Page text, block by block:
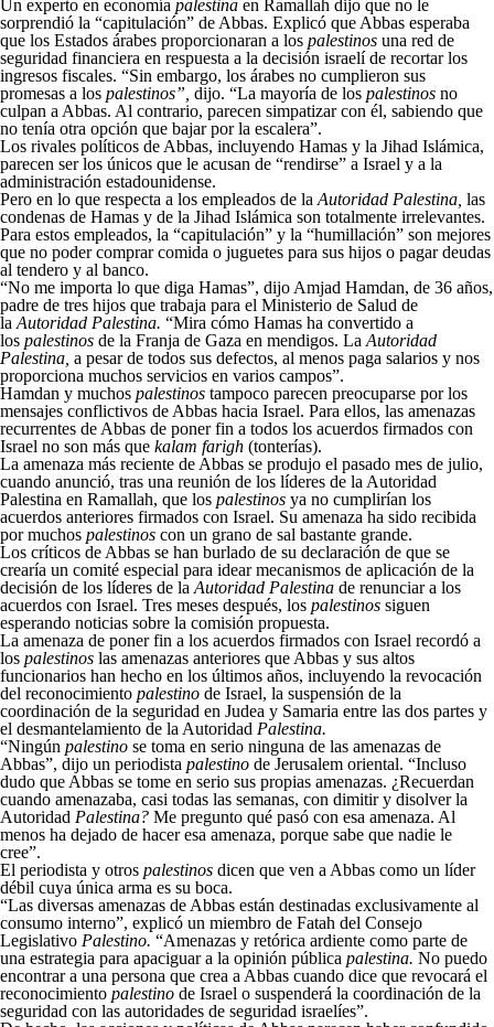
Un experto en economía palestina en Ramallah dijo que no le
sorprendió la “capitulación” de Abbas. Explicó que Abbas esperaba
que los Estados árabes proporcionaran a los palestinos una red de
seguridad financiera en respuesta a la decisión israelí de recortar los
ingresos fiscales. “Sin embargo, los árabes no cumplieron sus
promesas a los palestinos”, dijo. “La mayoría de los palestinos no
culpan a Abbas. Al contrario, parecen simpatizar con él, sabiendo que
no tenía otra opción que bajar por la escalera”.
Los rivales políticos de Abbas, incluyendo Hamas y la Jihad Islámica,
parecen ser los únicos que le acusan de “rendirse” a Israel y a la
administración estadounidense.
Pero en lo que respecta a los empleados de la Autoridad Palestina, las
condenas de Hamas y de la Jihad Islámica son totalmente irrelevantes.
Para estos empleados, la “capitulación” y la “humillación” son mejores
que no poder comprar comida o juguetes para sus hijos o pagar deudas
al tendero y al banco.
“No me importa lo que diga Hamas”, dijo Amjad Hamdan, de 36 años,
padre de tres hijos que trabaja para el Ministerio de Salud de
la Autoridad Palestina. “Mira cómo Hamas ha convertido a
los palestinos de la Franja de Gaza en mendigos. La Autoridad
Palestina, a pesar de todos sus defectos, al menos paga salarios y nos
proporciona muchos servicios en varios campos”.
Hamdan y muchos palestinos tampoco parecen preocuparse por los
mensajes conflictivos de Abbas hacia Israel. Para ellos, las amenazas
recurrentes de Abbas de poner fin a todos los acuerdos firmados con
Israel no son más que kalam farigh (tonterías).
La amenaza más reciente de Abbas se produjo el pasado mes de julio,
cuando anunció, tras una reunión de los líderes de la Autoridad
Palestina en Ramallah, que los palestinos ya no cumplirían los
acuerdos anteriores firmados con Israel. Su amenaza ha sido recibida
por muchos palestinos con un grano de sal bastante grande.
Los críticos de Abbas se han burlado de su declaración de que se
crearía un comité especial para idear mecanismos de aplicación de la
decisión de los líderes de la Autoridad Palestina de renunciar a los
acuerdos con Israel. Tres meses después, los palestinos siguen
esperando noticias sobre la comisión propuesta.
La amenaza de poner fin a los acuerdos firmados con Israel recordó a
los palestinos las amenazas anteriores que Abbas y sus altos
funcionarios han hecho en los últimos años, incluyendo la revocación
del reconocimiento palestino de Israel, la suspensión de la
coordinación de la seguridad en Judea y Samaria entre las dos partes y
el desmantelamiento de la Autoridad Palestina.
“Ningún palestino se toma en serio ninguna de las amenazas de
Abbas”, dijo un periodista palestino de Jerusalem oriental. “Incluso
dudo que Abbas se tome en serio sus propias amenazas. ¿Recuerdan
cuando amenazaba, casi todas las semanas, con dimitir y disolver la
Autoridad Palestina? Me pregunto qué pasó con esa amenaza. Al
menos ha dejado de hacer esa amenaza, porque sabe que nadie le
cree”.
El periodista y otros palestinos dicen que ven a Abbas como un líder
débil cuya única arma es su boca.
“Las diversas amenazas de Abbas están destinadas exclusivamente al
consumo interno”, explicó un miembro de Fatah del Consejo
Legislativo Palestino. “Amenazas y retórica ardiente como parte de
una estrategia para apaciguar a la opinión pública palestina. No puedo
encontrar a una persona que crea a Abbas cuando dice que revocará el
reconocimiento palestino de Israel o suspenderá la coordinación de la
seguridad con las autoridades de seguridad israelíes”.